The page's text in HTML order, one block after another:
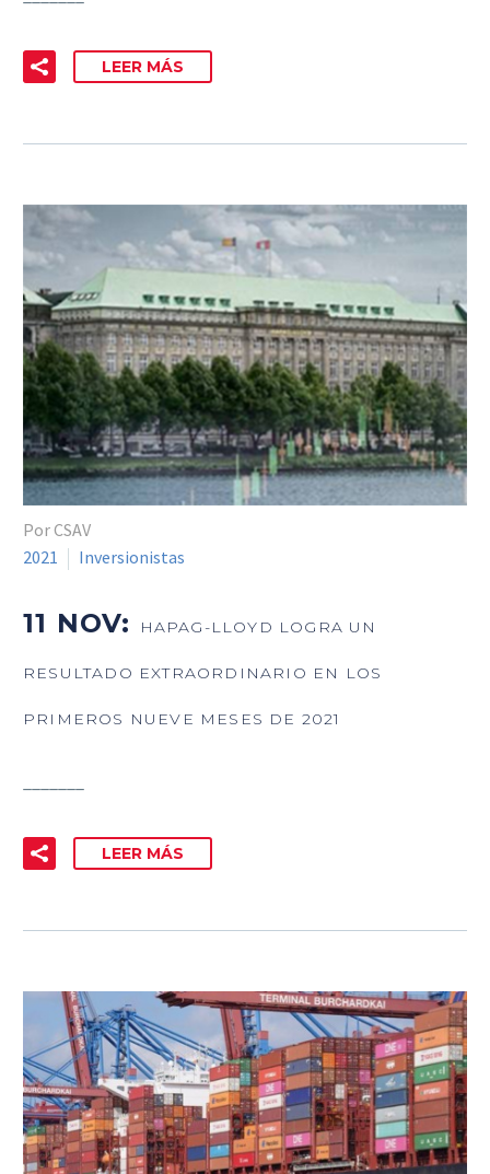
LEER MÁS
Por CSAV
2021
Inversionistas
11 NOV: HAPAG-LLOYD LOGRA UN
RESULTADO EXTRAORDINARIO EN LOS
PRIMEROS NUEVE MESES DE 2021
LEER MÁS